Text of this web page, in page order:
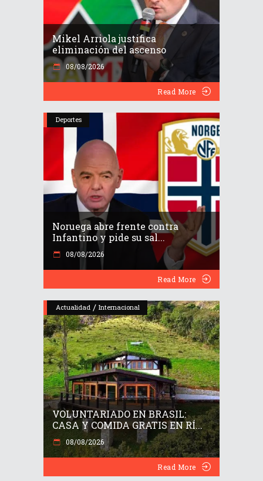
Mikel Arriola justifica
eliminación del ascenso
08/08/2026
Read More
Deportes
Noruega abre frente contra
Infantino y pide su sal...
08/08/2026
Read More
Actualidad / Internacional
VOLUNTARIADO EN BRASIL:
CASA Y COMIDA GRATIS EN RÍ...
08/08/2026
Read More